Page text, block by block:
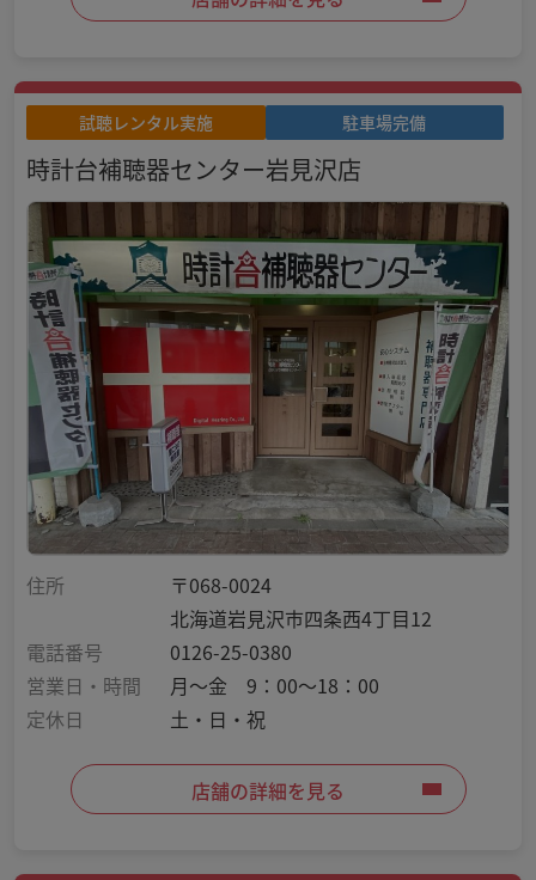
試聴レンタル実施 駐車場完備
時計台補聴器センター岩見沢店
住所
〒068-0024
北海道岩見沢市四条西4丁目12
電話番号
0126-25-0380
営業日・時間
月～金 9：00～18：00
定休日
土・日・祝
店舗の詳細を見る